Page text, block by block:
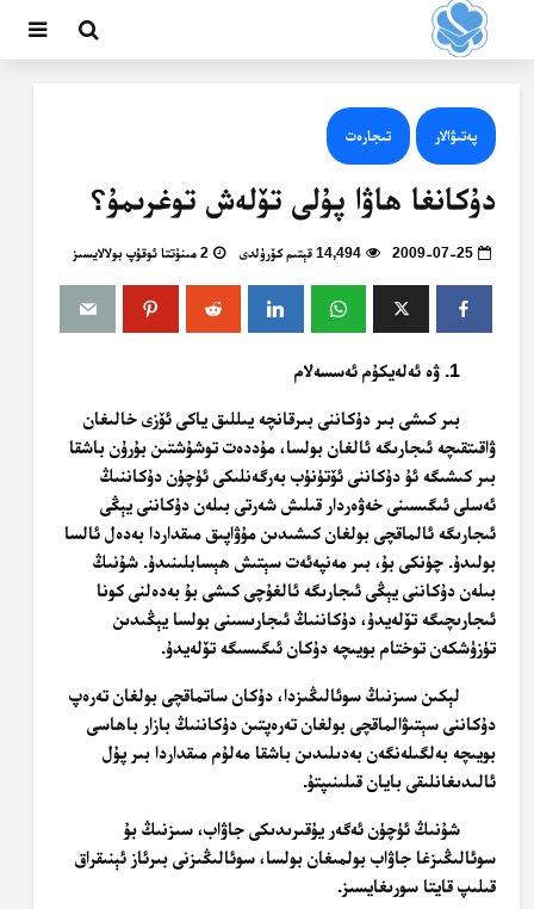
پەتىۋالار تىجارەت
دۇكانغا ھاۋا پۇلى تۆلەش توغرىمۇ؟
2009-07-25 14,494 قېتىم كۆرۈلدى 2 مىنۇتتا ئوقۇپ بولالايسىز
1. ۋە ئەلەيكۇم ئەسسەلام
بىر كىشى بىر دۇكاننى بىرقانچە يىللىق ياكى ئۆزى خالىغان
ۋاقىتقىچە ئىجارىگە ئالغان بولسا، مۇددەت توشۇشتىن بۇرۇن باشقا
بىر كىشىگە ئۇ دۇكاننى ئۆتۈنۈب بەرگەنلىكى ئۈچۈن دۇكاننىڭ
ئەسلى ئىگىسىنى خەۋەردار قىلىش شەرتى بىلەن دۇكاننى يېڭى
ئىجارىگە ئالماقچى بولغان كىشىدىن مۇۋاپىق مىقداردا بەدەل ئالسا
بولىدۇ. چۈنكى بۇ، بىر مەنپەئەت سېتىش ھېسابلىنىدۇ. شۇنىڭ
بىلەن دۇكاننى يېڭى ئىجارىگە ئالغۇچى كىشى بۇ بەدەلنى كونا
ئىجارىچىگە تۆلەيدۇ، دۇكاننىڭ ئىجارىسىنى بولسا يېڭىدىن
تۈزۈشكەن توختام بويىچە دۇكان ئىگىسىگە تۆلەيدۇ.
لېكىن سىزنىڭ سوئالىڭىزدا، دۇكان ساتماقچى بولغان تەرەپ
دۇكاننى سېتىۋالماقچى بولغان تەرەپتىن دۇكاننىڭ بازار باھاسى
بويىچە بەلگىلەنگەن بەدىلىدىن باشقا مەلۇم مىقداردا بىر پۇل
ئالىدىغانلىقى بايان قىلىنىپتۇ.
شۇنىڭ ئۈچۈن ئەگەر يۇقىرىدىكى جاۋاب، سىزنىڭ بۇ
سوئالىڭىزغا جاۋاب بولمىغان بولسا، سوئالىڭىزنى بىرئاز ئېنىقراق
قىلىپ قايتا سورىغايسىز.